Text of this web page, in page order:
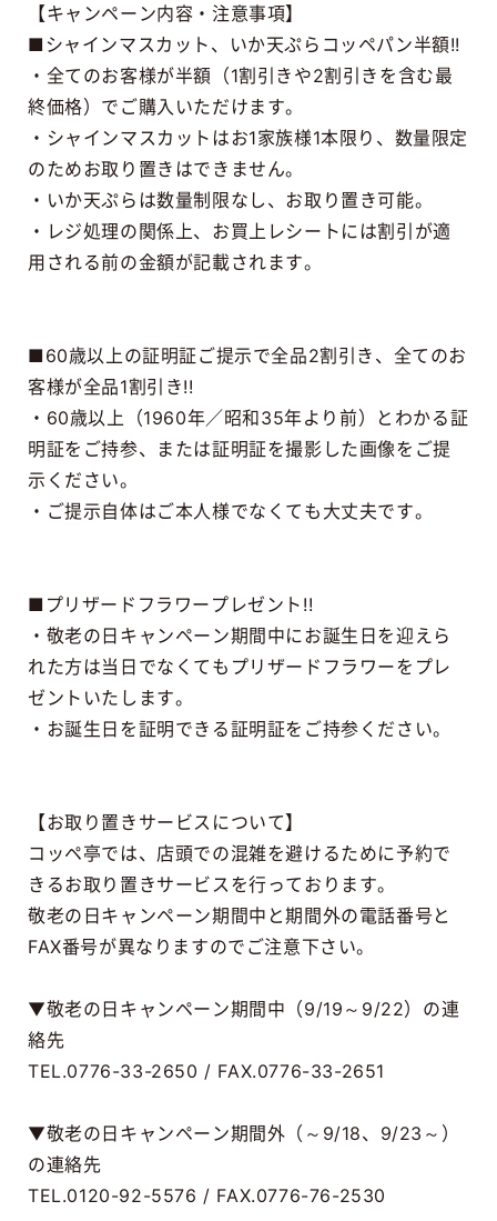
【キャンペーン内容・注意事項】
■シャインマスカット、いか天ぷらコッペパン半額!!
・全てのお客様が半額（1割引きや2割引きを含む最
終価格）でご購入いただけます。
・シャインマスカットはお1家族様1本限り、数量限定
のためお取り置きはできません。
・いか天ぷらは数量制限なし、お取り置き可能。
・レジ処理の関係上、お買上レシートには割引が適
用される前の金額が記載されます。
■60歳以上の証明証ご提示で全品2割引き、全てのお
客様が全品1割引き!!
・60歳以上（1960年／昭和35年より前）とわかる証
明証をご持参、または証明証を撮影した画像をご提
示ください。
・ご提示自体はご本人様でなくても大丈夫です。
■プリザードフラワープレゼント!!
・敬老の日キャンペーン期間中にお誕生日を迎えら
れた方は当日でなくてもプリザードフラワーをプレ
ゼントいたします。
・お誕生日を証明できる証明証をご持参ください。
【お取り置きサービスについて】
コッペ亭では、店頭での混雑を避けるために予約で
きるお取り置きサービスを行っております。
敬老の日キャンペーン期間中と期間外の電話番号と
FAX番号が異なりますのでご注意下さい。
▼敬老の日キャンペーン期間中（9/19～9/22）の連
絡先
TEL.0776-33-2650 / FAX.0776-33-2651
▼敬老の日キャンペーン期間外（～9/18、9/23～）
の連絡先
TEL.0120-92-5576 / FAX.0776-76-2530